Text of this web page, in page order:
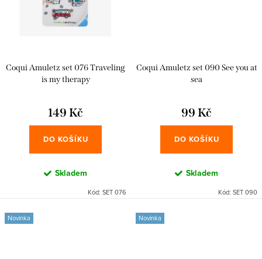
Coqui Amuletz set 076 Traveling
is my therapy
149 Kč
DO KOŠÍKU
Skladem
Kód: SET 076
Coqui Amuletz set 090 See you at
sea
99 Kč
DO KOŠÍKU
Skladem
Kód: SET 090
Novinka Novinka